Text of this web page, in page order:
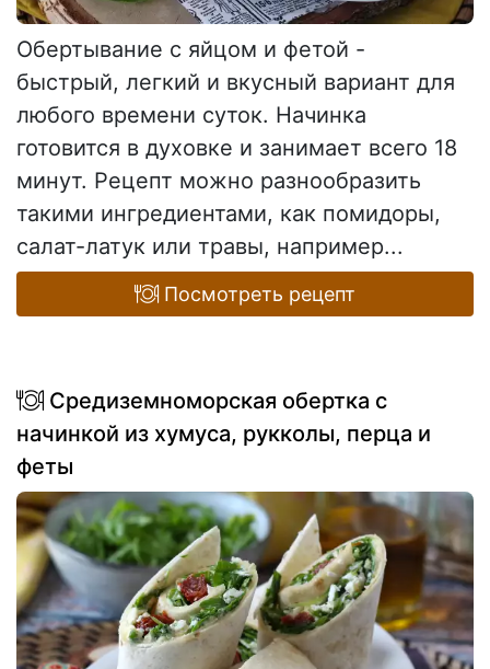
Обертывание с яйцом и фетой -
быстрый, легкий и вкусный вариант для
любого времени суток. Начинка
готовится в духовке и занимает всего 18
минут. Рецепт можно разнообразить
такими ингредиентами, как помидоры,
салат-латук или травы, например...
Посмотреть рецепт
Средиземноморская обертка с
начинкой из хумуса, рукколы, перца и
феты